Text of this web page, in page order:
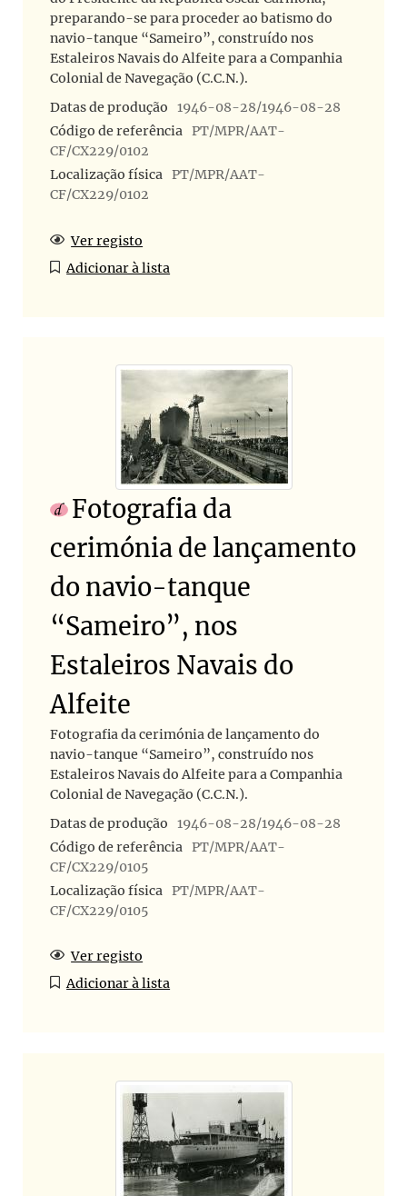
preparando-se para proceder ao batismo do
navio-tanque “Sameiro”, construído nos
Estaleiros Navais do Alfeite para a Companhia
Colonial de Navegação (C.C.N.).
Datas de produção
1946-08-28/1946-08-28
Código de referência PT/MPR/AAT-
CF/CX229/0102
Localização física PT/MPR/AAT-
CF/CX229/0102
Ver registo
Adicionar à lista
Fotografia da
cerimónia de lançamento
do navio-tanque
“Sameiro”, nos
Estaleiros Navais do
Alfeite
Fotografia da cerimónia de lançamento do
navio-tanque “Sameiro”, construído nos
Estaleiros Navais do Alfeite para a Companhia
Colonial de Navegação (C.C.N.).
Datas de produção
1946-08-28/1946-08-28
Código de referência PT/MPR/AAT-
CF/CX229/0105
Localização física PT/MPR/AAT-
CF/CX229/0105
Ver registo
Adicionar à lista